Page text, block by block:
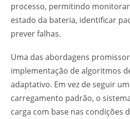
processo, permitindo
estado da bateria, identificar
prever falhas.
Uma das abordagens
implementação de algoritmos
adaptativo. Em vez de seguir
carregamento padrão, o
carga com base nas condições